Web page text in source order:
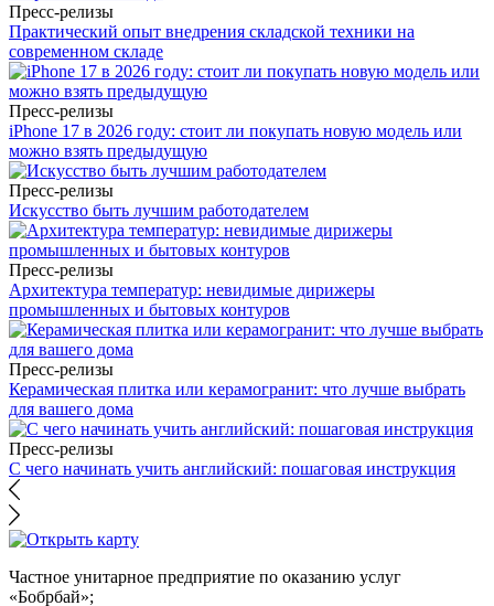
Пресс-релизы
Практический опыт внедрения складской техники на
современном складе
Пресс-релизы
iPhone 17 в 2026 году: стоит ли покупать новую модель или
можно взять предыдущую
Пресс-релизы
Искусство быть лучшим работодателем
Пресс-релизы
Архитектура температур: невидимые дирижеры
промышленных и бытовых контуров
Пресс-релизы
Керамическая плитка или керамогранит: что лучше выбрать
для вашего дома
Пресс-релизы
С чего начинать учить английский: пошаговая инструкция
Частное унитарное предприятие по оказанию услуг
«Бобрбай»;